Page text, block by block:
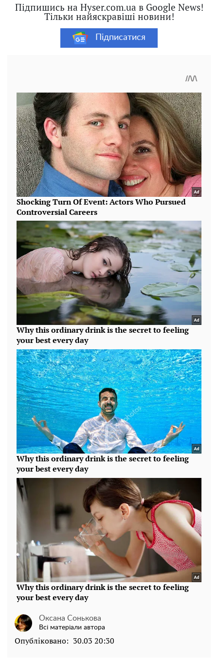
Підпишись на Hyser.com.ua в Google News!
Тільки найяскравіші новини!
Підписатися
Оксана Сонькова
Всі матеріали автора
Опубліковано: 30.03 20:30